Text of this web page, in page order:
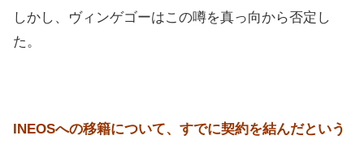
しかし、ヴィンゲゴーはこの噂を真っ向から否定し
た。
INEOSへの移籍について、すでに契約を結んだという